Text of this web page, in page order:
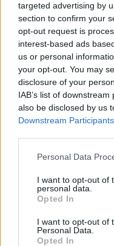
targeted advertising by
section to confirm your
opt-out request is
interest-based ads
us or personal
your opt-out. You may
disclosure of your
IAB’s list of
also be disclosed by us
Downstream Participants
Please note that this
not limited to your visit
grant or deny consent
use your data for below
consent section.
Personal Data
I want to opt-out of
personal data.
Opted In
I want to opt-out of
Personal Data.
Opted In
A Reichswehr
Már
Online-on,
rendelkezik
Szerző
Vitári